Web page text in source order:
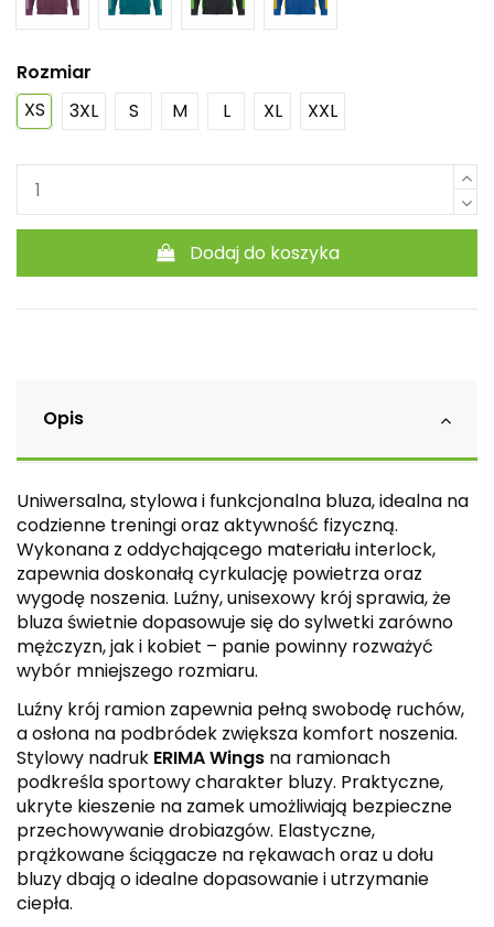
Rozmiar
XS
3XL S M L XL XXL
Dodaj do koszyka
Opis
Uniwersalna, stylowa i funkcjonalna bluza, idealna na
codzienne treningi oraz aktywność fizyczną.
Wykonana z oddychającego materiału interlock,
zapewnia doskonałą cyrkulację powietrza oraz
wygodę noszenia. Luźny, unisexowy krój sprawia, że
bluza świetnie dopasowuje się do sylwetki zarówno
mężczyzn, jak i kobiet – panie powinny rozważyć
wybór mniejszego rozmiaru.
Luźny krój ramion zapewnia pełną swobodę ruchów,
a osłona na podbródek zwiększa komfort noszenia.
Stylowy nadruk ERIMA Wings na ramionach
podkreśla sportowy charakter bluzy. Praktyczne,
ukryte kieszenie na zamek umożliwiają bezpieczne
przechowywanie drobiazgów. Elastyczne,
prążkowane ściągacze na rękawach oraz u dołu
bluzy dbają o idealne dopasowanie i utrzymanie
ciepła.